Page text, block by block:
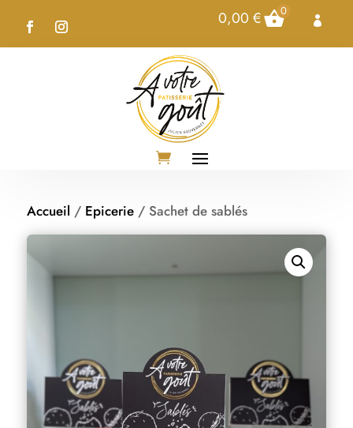
0,00 € 0

Accueil / Epicerie/ Sachet de sablés